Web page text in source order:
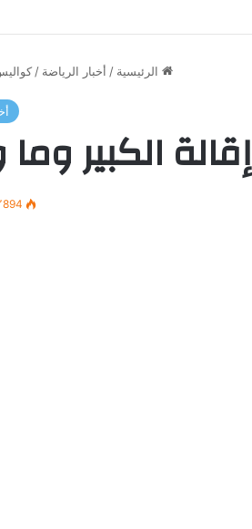
الرئيسية / أخبار الرياضة /
الكبير